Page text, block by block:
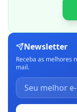
Newsletter
Receba as melhores
mail.